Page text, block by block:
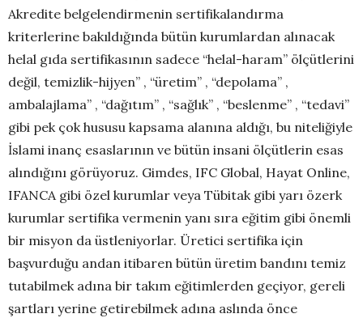
Akredite belgelendirmenin sertifikalandırma
kriterlerine bakıldığında bütün kurumlardan alınacak
helal gıda sertifikasının sadece “helal-haram” ölçütlerini
değil, temizlik-hijyen” , “üretim” , “depolama” ,
ambalajlama” , “dağıtım” , “sağlık” , “beslenme” , “tedavi”
gibi pek çok hususu kapsama alanına aldığı, bu niteliğiyle
İslami inanç esaslarının ve bütün insani ölçütlerin esas
alındığını görüyoruz. Gimdes, IFC Global, Hayat Online,
IFANCA gibi özel kurumlar veya Tübitak gibi yarı özerk
kurumlar sertifika vermenin yanı sıra eğitim gibi önemli
bir misyon da üstleniyorlar. Üretici sertifika için
başvurduğu andan itibaren bütün üretim bandını temiz
tutabilmek adına bir takım eğitimlerden geçiyor, gereli
şartları yerine getirebilmek adına aslında önce